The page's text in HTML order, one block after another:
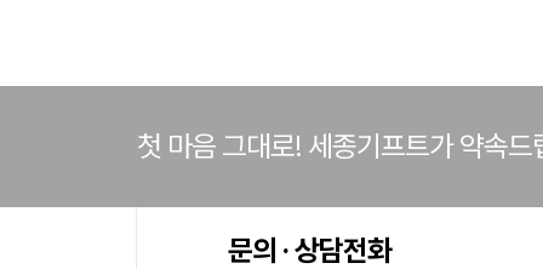
첫 마음 그대로! 세종기프트가 약속드
문의 · 상담전화